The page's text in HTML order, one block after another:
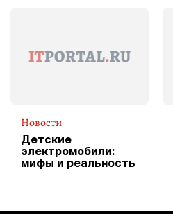
Новости
Детские
электромобили:
мифы и реальность